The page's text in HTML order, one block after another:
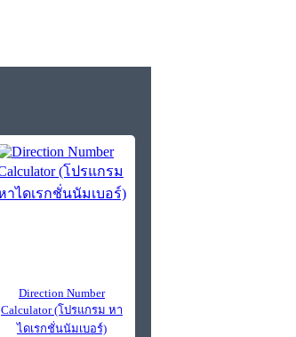
Direction Number
Calculator (โปรแกรม หา
ไดเรกชั่นนัมเบอร์)